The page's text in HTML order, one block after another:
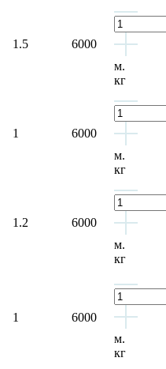
1.5
6000
м.
кг
1
6000
м.
кг
1.2
6000
м.
кг
1
6000
м.
кг